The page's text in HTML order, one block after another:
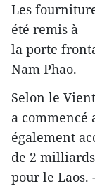
Les
été remis à
la porte
Nam Phao.
Selon le
a commencé
également
de 2
pour le Laos.